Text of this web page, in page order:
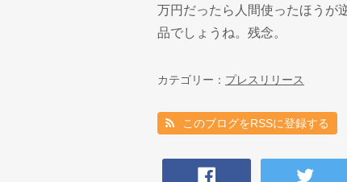
万円だったら人間使ったほうが
品でしょうね。残念。
カテゴリー： プレスリリース
このブログをRSSに登録する